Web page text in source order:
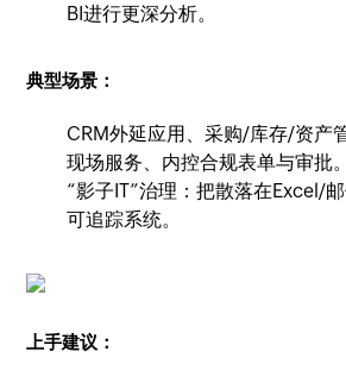
BI进行更深分析。
典型场景：
CRM外延应用、采购/库存/资产
现场服务、内控合规表单与审批。
“影子IT”治理：把散落在Excel/
可追踪系统。
上手建议：